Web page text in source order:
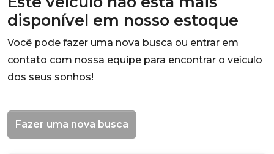
disponível em nosso estoque
Você pode fazer uma nova busca ou entrar em
contato com nossa equipe para encontrar o veículo
dos seus sonhos!
Fazer uma nova busca